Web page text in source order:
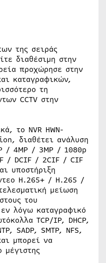
της σειράς
διαθέσιμη στην
προχώρησε στην
καταγραφικών,
τη
CCTV στην
το NVR HWN-
διαθέτει ανάλυση
/ 4MP / 3MP / 1080p
/ DCIF / 2CIF / CIF
υποστήριξη
H.265+ / H.265 /
μείωση
του
λόγω καταγραφικό
TCP/IP, DHCP,
SADP, SMTP, NFS,
μπορεί να
μέγιστης